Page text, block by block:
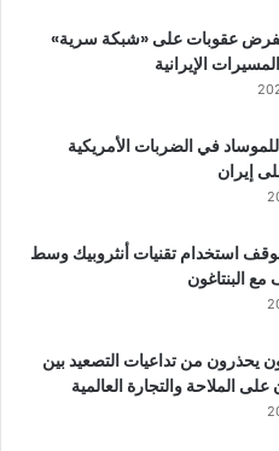
عقوبات على «شبكة سرية»
الإيرانية
في الضربات الأمريكية
إيران
استخدام تقنيات أنثروبيك وسط
البنتاغون
يحذرون من تداعيات التصعيد بين
على الملاحة والتجارة العالمية